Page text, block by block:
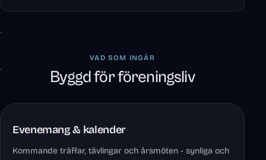
VAD SOM INGÅR
Byggd för föreningsliv
Evenemang & kalender
Kommande träffar, tävlingar och årsmöten - synliga och